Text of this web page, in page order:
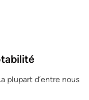
plupart d’entre nous